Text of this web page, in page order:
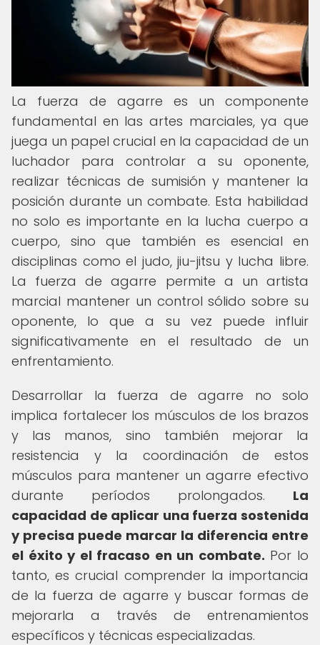
La fuerza de agarre es un componente
fundamental en las artes marciales, ya que
juega un papel crucial en la capacidad de un
luchador para controlar a su oponente,
realizar técnicas de sumisión y mantener la
posición durante un combate. Esta habilidad
no solo es importante en la lucha cuerpo a
cuerpo, sino que también es esencial en
disciplinas como el judo, jiu-jitsu y lucha libre.
La fuerza de agarre permite a un artista
marcial mantener un control sólido sobre su
oponente, lo que a su vez puede influir
significativamente en el resultado de un
enfrentamiento.
Desarrollar la fuerza de agarre no solo
implica fortalecer los músculos de los brazos
y las manos, sino también mejorar la
resistencia y la coordinación de estos
músculos para mantener un agarre efectivo
durante períodos prolongados. La
capacidad de aplicar una fuerza sostenida
y precisa puede marcar la diferencia entre
el éxito y el fracaso en un combate. Por lo
tanto, es crucial comprender la importancia
de la fuerza de agarre y buscar formas de
mejorarla a través de entrenamientos
específicos y técnicas especializadas.